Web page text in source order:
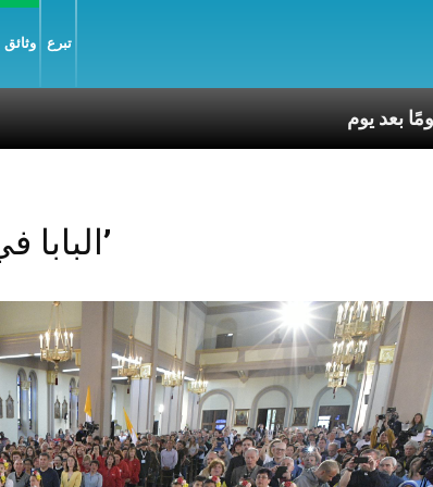
وثائق تبرع
Posts Tagged ‘البابا في بلغاريا’